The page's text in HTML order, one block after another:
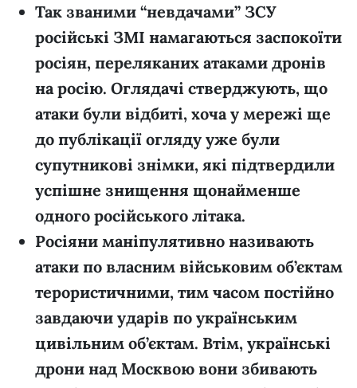
Так званими “невдачами” ЗСУ
російські ЗМІ намагаються заспокоїти
росіян, переляканих атаками дронів
на росію. Оглядачі стверджують, що
атаки були відбиті, хоча у мережі ще
до публікації огляду уже були
супутникові знімки, які підтвердили
успішне знищення щонайменше
одного російського літака.
Росіяни маніпулятивно називають
атаки по власним військовим об’єктам
терористичними, тим часом постійно
завдаючи ударів по українським
цивільним об’єктам. Втім, українські
дрони над Москвою вони збивають